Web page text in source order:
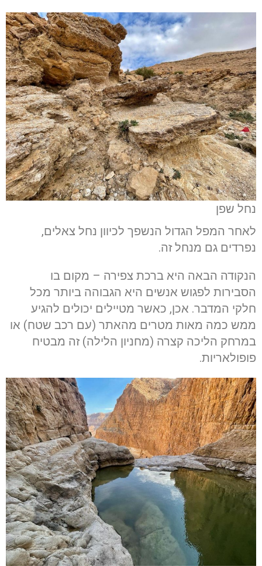
נחל שפן
לאחר המפל הגדול הנשפך לכיוון נחל צאלים,
נפרדים גם מנחל זה.
הנקודה הבאה היא ברכת צפירה – מקום בו
הסבירות לפגוש אנשים היא הגבוהה ביותר מכל
חלקי המדבר. אכן, כאשר מטיילים יכולים להגיע
ממש כמה מאות מטרים מהאתר (עם רכב שטח) או
במרחק הליכה קצרה (מחניון הלילה) זה מבטיח
פופולאריות.